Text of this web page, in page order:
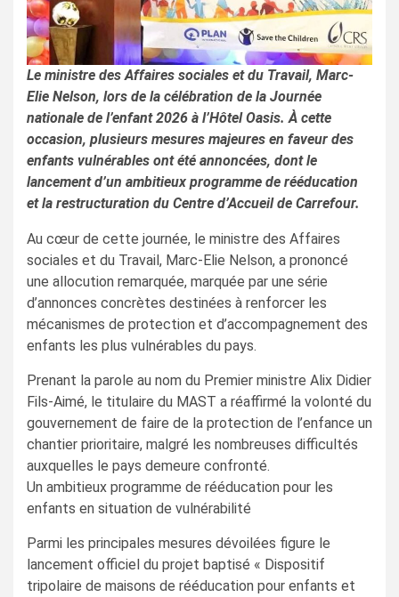
Le ministre des Affaires sociales et du Travail, Marc-
Elie Nelson, lors de la célébration de la Journée
nationale de l’enfant 2026 à l’Hôtel Oasis. À cette
occasion, plusieurs mesures majeures en faveur des
enfants vulnérables ont été annoncées, dont le
lancement d’un ambitieux programme de rééducation
et la restructuration du Centre d’Accueil de Carrefour.
Au cœur de cette journée, le ministre des Affaires
sociales et du Travail, Marc-Elie Nelson, a prononcé
une allocution remarquée, marquée par une série
d’annonces concrètes destinées à renforcer les
mécanismes de protection et d’accompagnement des
enfants les plus vulnérables du pays.
Prenant la parole au nom du Premier ministre Alix Didier
Fils-Aimé, le titulaire du MAST a réaffirmé la volonté du
gouvernement de faire de la protection de l’enfance un
chantier prioritaire, malgré les nombreuses difficultés
auxquelles le pays demeure confronté.
Un ambitieux programme de rééducation pour les
enfants en situation de vulnérabilité
Parmi les principales mesures dévoilées figure le
lancement officiel du projet baptisé « Dispositif
tripolaire de maisons de rééducation pour enfants et